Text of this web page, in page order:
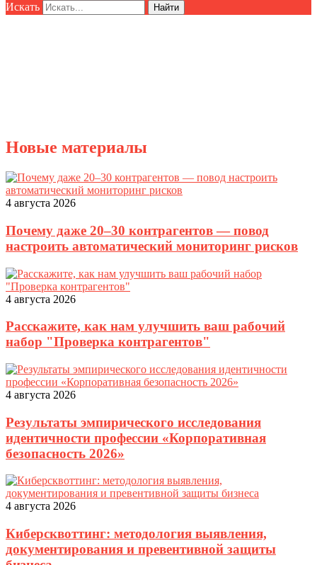
Искать Найти
Новые материалы
4 августа 2026
Почему даже 20–30 контрагентов — повод
настроить автоматический мониторинг рисков
4 августа 2026
Расскажите, как нам улучшить ваш рабочий
набор "Проверка контрагентов"
4 августа 2026
Результаты эмпирического исследования
идентичности профессии «Корпоративная
безопасность 2026»
4 августа 2026
Киберсквоттинг: методология выявления,
документирования и превентивной защиты